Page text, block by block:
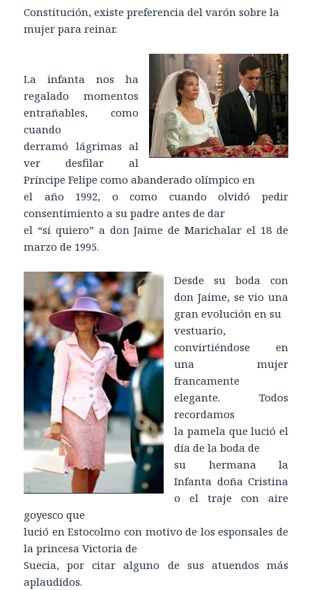
Constitución, existe preferencia del varón sobre la
mujer para reinar.
La infanta nos ha
regalado momentos
entrañables, como
cuando
derramó lágrimas al
ver desfilar al
Príncipe Felipe como abanderado olímpico en
el año 1992, o como cuando olvidó pedir
consentimiento a su padre antes de dar
el “sí quiero” a don Jaime de Marichalar el 18 de
marzo de 1995.
Desde su boda con
don Jaime, se vio una
gran evolución en su
vestuario,
convirtiéndose en
una mujer
francamente
elegante. Todos
recordamos
la pamela que lució el
día de la boda de
su hermana la
Infanta doña Cristina
o el traje con aire
goyesco que
lució en Estocolmo con motivo de los esponsales de
la princesa Victoria de
Suecia, por citar alguno de sus atuendos más
aplaudidos.